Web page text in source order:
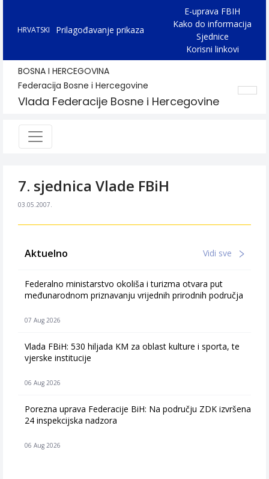
HRVATSKI Prilagođavanje prikaza
E-uprava FBIH
Kako do informacija
Sjednice
Korisni linkovi
BOSNA I HERCEGOVINA
Federacija Bosne i Hercegovine
Vlada Federacije Bosne i Hercegovine
7. sjednica Vlade FBiH
03.05.2007.
Aktuelno Vidi sve
Federalno ministarstvo okoliša i turizma otvara put
međunarodnom priznavanju vrijednih prirodnih područja
07 Aug 2026
Vlada FBiH: 530 hiljada KM za oblast kulture i sporta, te
vjerske institucije
06 Aug 2026
Porezna uprava Federacije BiH: Na području ZDK izvršena
24 inspekcijska nadzora
06 Aug 2026